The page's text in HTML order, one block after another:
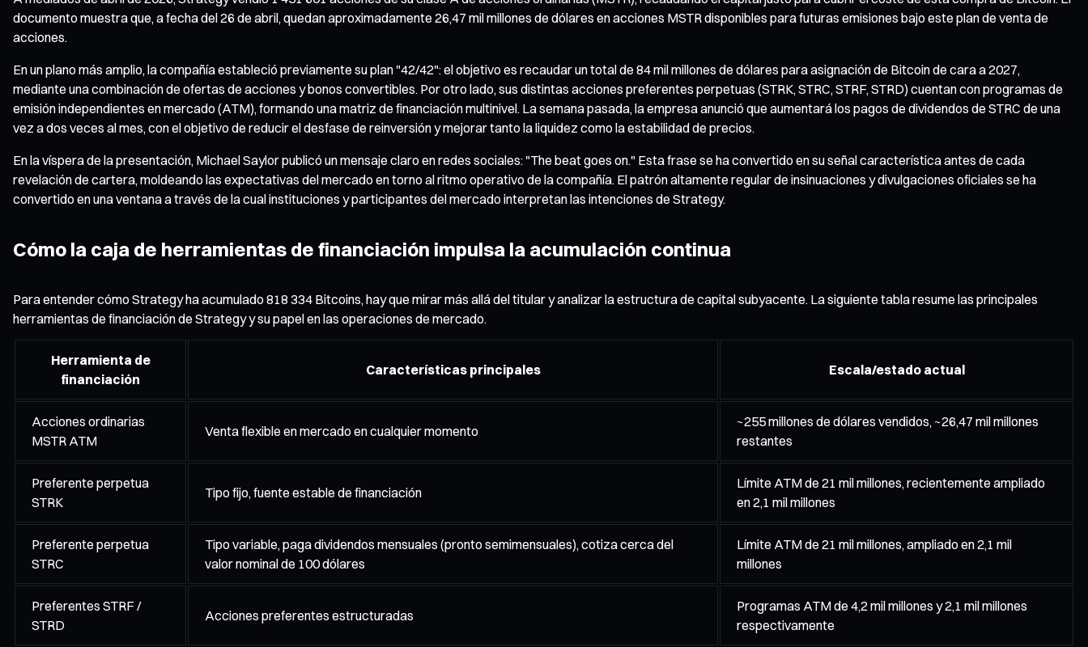
documento muestra que, a fecha del 26 de abril, quedan aproximadamente 26,47 mil millones de dólares en acciones MSTR disponibles para futuras emisiones bajo este plan de venta de
acciones.
En un plano más amplio, la compañía estableció previamente su plan "42/42": el objetivo es recaudar un total de 84 mil millones de dólares para asignación de Bitcoin de cara a 2027,
mediante una combinación de ofertas de acciones y bonos convertibles. Por otro lado, sus distintas acciones preferentes perpetuas (STRK, STRC, STRF, STRD) cuentan con programas de
emisión independientes en mercado (ATM), formando una matriz de financiación multinivel. La semana pasada, la empresa anunció que aumentará los pagos de dividendos de STRC de una
vez a dos veces al mes, con el objetivo de reducir el desfase de reinversión y mejorar tanto la liquidez como la estabilidad de precios.
En la víspera de la presentación, Michael Saylor publicó un mensaje claro en redes sociales: "The beat goes on." Esta frase se ha convertido en su señal característica antes de cada
revelación de cartera, moldeando las expectativas del mercado en torno al ritmo operativo de la compañía. El patrón altamente regular de insinuaciones y divulgaciones oficiales se ha
convertido en una ventana a través de la cual instituciones y participantes del mercado interpretan las intenciones de Strategy.
Cómo la caja de herramientas de financiación impulsa la acumulación continua
Para entender cómo Strategy ha acumulado 818 334 Bitcoins, hay que mirar más allá del titular y analizar la estructura de capital subyacente. La siguiente tabla resume las principales
herramientas de financiación de Strategy y su papel en las operaciones de mercado.
Herramienta de
financiación
Características principales Escala/estado actual
Acciones ordinarias
MSTR ATM
Venta flexible en mercado en cualquier momento
~255 millones de dólares vendidos, ~26,47 mil millones
restantes
Preferente perpetua
STRK
Tipo fijo, fuente estable de financiación
Límite ATM de 21 mil millones, recientemente ampliado
en 2,1 mil millones
Preferente perpetua
STRC
Tipo variable, paga dividendos mensuales (pronto semimensuales), cotiza cerca del
valor nominal de 100 dólares
Límite ATM de 21 mil millones, ampliado en 2,1 mil
millones
Preferentes STRF /
STRD
Acciones preferentes estructuradas
Programas ATM de 4,2 mil millones y 2,1 mil millones
respectivamente